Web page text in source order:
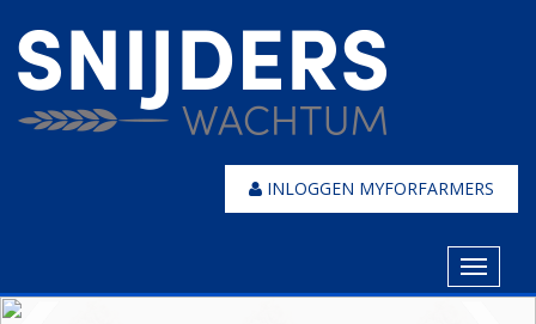
INLOGGEN MYFORFARMERS
Toggle